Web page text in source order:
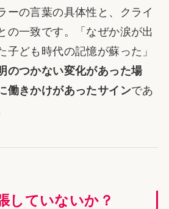
ーの言葉の具体性と、クライ
の一致です。「なぜか涙が出
子ども時代の記憶が蘇った」
のつかない変化があった場
働きかけがあったサインであ
していないか？